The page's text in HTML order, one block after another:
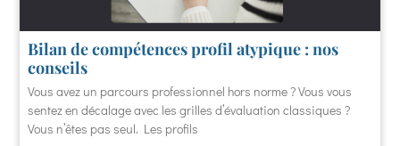
Bilan de compétences profil atypique : nos
conseils
Vous avez un parcours professionnel hors norme ? Vous vous
sentez en décalage avec les grilles d’évaluation classiques ?
Vous n’êtes pas seul. Les profils